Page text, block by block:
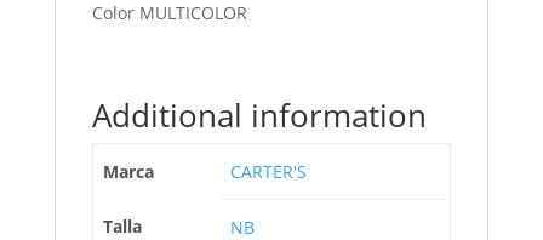
Color MULTICOLOR
Additional information
Marca CARTER'S
Talla NB